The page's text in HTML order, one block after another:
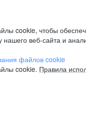
cookie, чтобы
нашего веб-сайта и
файлов cookie
cookie. Правила